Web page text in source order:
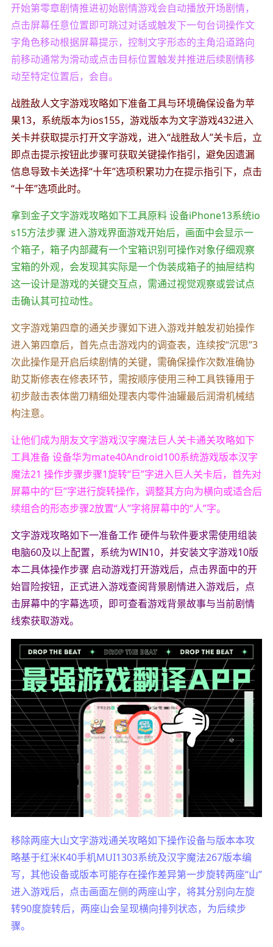
开始第零章剧情推进初始剧情游戏会自动播放开场剧情，
点击屏幕任意位置即可跳过对话或触发下一句台词操作文
字角色移动根据屏幕提示，控制文字形态的主角沿道路向
前移动通常为滑动或点击目标位置触发并推进后续剧情移
动至特定位置后，会自。
战胜敌人文字游戏攻略如下准备工具与环境确保设备为苹
果13，系统版本为ios155，游戏版本为文字游戏432进入
关卡并获取提示打开文字游戏，进入“战胜敌人”关卡后，立
即点击提示按钮此步骤可获取关键操作指引，避免因遗漏
信息导致卡关选择“十年”选项积累功力在提示指引下，点击
“十年”选项此时。
拿到金子文字游戏攻略如下工具原料 设备iPhone13系统io
s15方法步骤 进入游戏界面游戏开始后，画面中会显示一
个箱子，箱子内部藏有一个宝箱识别可操作对象仔细观察
宝箱的外观，会发现其实际是一个伪装成箱子的抽屉结构
这一设计是游戏的关键交互点，需通过视觉观察或尝试点
击确认其可拉动性。
文字游戏第四章的通关步骤如下进入游戏并触发初始操作
进入第四章后，首先点击游戏内的调查表，连续按“沉思”3
次此操作是开启后续剧情的关键，需确保操作次数准确协
助艾斯修表在修表环节，需按顺序使用三种工具铁锤用于
初步敲击表体凿刀精细处理表内零件油罐最后润滑机械结
构注意。
让他们成为朋友文字游戏汉字魔法巨人关卡通关攻略如下
工具准备 设备华为mate40Android100系统游戏版本汉字
魔法21 操作步骤步骤1旋转“巨”字进入巨人关卡后，首先对
屏幕中的“巨”字进行旋转操作，调整其方向为横向或适合后
续组合的形态步骤2放置“人”字将屏幕中的“人”字。
文字游戏攻略如下一准备工作 硬件与软件要求需使用组装
电脑60及以上配置，系统为WIN10，并安装文字游戏10版
本二具体操作步骤 启动游戏打开游戏后，点击界面中的开
始冒险按钮，正式进入游戏查阅背景剧情进入游戏后，点
击屏幕中的字幕选项，即可查看游戏背景故事与当前剧情
线索获取游戏。
移除两座大山文字游戏通关攻略如下操作设备与版本本攻
略基于红米K40手机MUI1303系统及汉字魔法267版本编
写，其他设备或版本可能存在操作差异第一步旋转两座“山”
进入游戏后，点击画面左侧的两座山字，将其分别向左旋
转90度旋转后，两座山会呈现横向排列状态，为后续步
骤。